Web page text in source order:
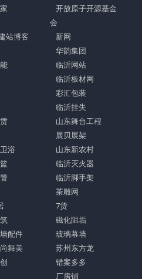
开放原子开源基金
会
站博客
新网
华韵集团
临沂网站
临沂板材网
彩汇包装
临沂挂失
山东舞台工程
展贝展架
浴
山东新农村
临沂灭火器
临沂脚手架
茶雕网
7货
磁化阻垢
配件
玻璃幕墙
舞美
苏州东方龙
错案多多
厂房铺